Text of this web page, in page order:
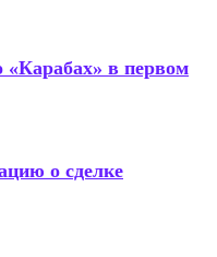
«Карабах» в первом
о сделке